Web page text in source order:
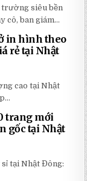
trường siêu bền
cô, ban giám...
in hình theo
rẻ tại Nhật
cao tại Nhật
trang mới
gốc tại Nhật
tại Nhật Đông: